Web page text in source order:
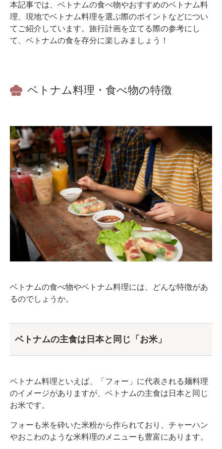
本記事では、ベトナムの食べ物やおすすめのベトナム料
理、現地でベトナム料理を選ぶ際のポイントなどについ
てご紹介しています。旅行計画を立てる際の参考にし
て、ベトナムの食を存分に楽しみましょう！
ベトナム料理・食べ物の特徴
ベトナムの食べ物やベトナム料理には、どんな特徴があ
るのでしょうか。
ベトナムの主食は日本と同じ「お米」
ベトナム料理といえば、「フォー」に代表される麺料理
のイメージがありますが、ベトナムの主食は日本と同じ
お米です。
フォーも米を砕いた米粉から作られており、チャーハン
やおこわのような米料理のメニューも豊富にあります。